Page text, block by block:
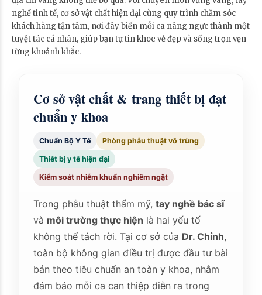
nghề tinh tế, cơ sở vật chất hiện đại cùng quy trình chăm sóc
khách hàng tận tâm, nơi đây biến mỗi ca nâng ngực thành một
tuyệt tác cá nhân, giúp bạn tự tin khoe vẻ đẹp và sống trọn vẹn
từng khoảnh khắc.
Cơ sở vật chất & trang thiết bị đạt
chuẩn y khoa
Chuẩn Bộ Y Tế Phòng phẫu thuật vô trùng
Thiết bị y tế hiện đại
Kiểm soát nhiễm khuẩn nghiêm ngặt
Trong phẫu thuật thẩm mỹ,tay nghề bác sĩ
và môi trường thực hiện là hai yếu tố
không thể tách rời. Tại cơ sở của Dr. Chỉnh,
toàn bộ không gian điều trị được đầu tư bài
bản theo tiêu chuẩn an toàn y khoa, nhằm
đảm bảo mỗi ca can thiệp diễn ra trong